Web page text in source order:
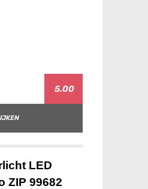
5.00
LED
ZIP 99682